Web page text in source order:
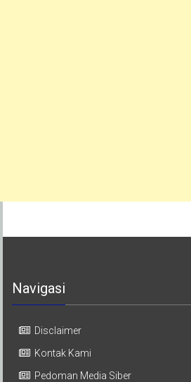
Navigasi
Disclaimer
Kontak Kami
Pedoman Media Siber